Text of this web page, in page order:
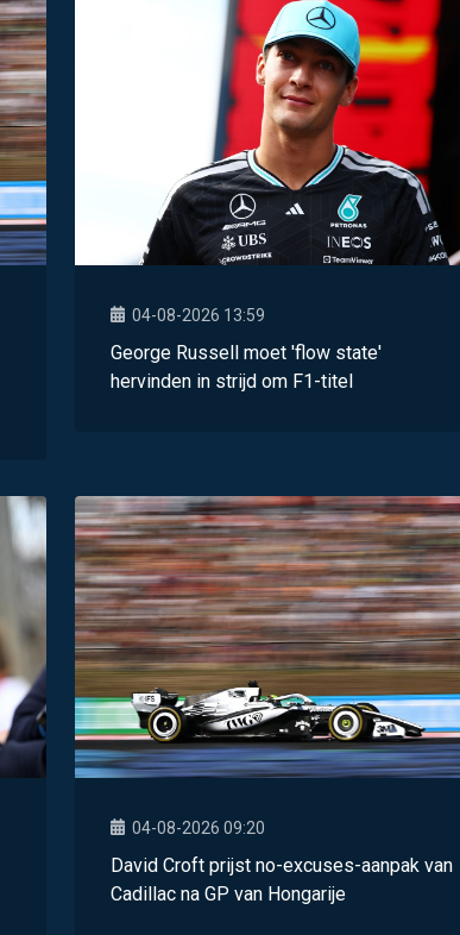
04-08-2026 13:59
George Russell moet 'flow state'
hervinden in strijd om F1-titel
04-08-2026 09:20
David Croft prijst no-excuses-aanpak van
Cadillac na GP van Hongarije